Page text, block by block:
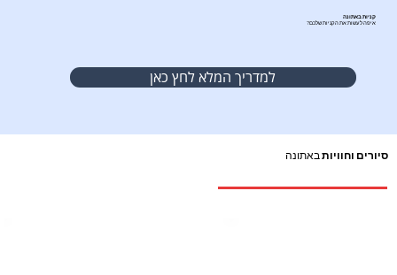
למדריך המלא לחץ כאן
קניות באתונה
איפה לעשות את הקניות שלכם?
סיורים וחוויות באתונה